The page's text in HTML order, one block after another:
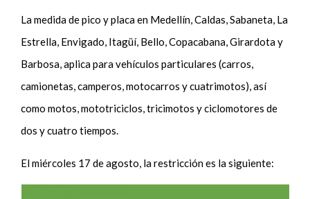
La medida de pico y placa en Medellín, Caldas, Sabaneta, La
Estrella, Envigado, Itagüí, Bello, Copacabana, Girardota y
Barbosa, aplica para vehículos particulares (carros,
camionetas, camperos, motocarros y cuatrimotos), así
como motos, mototriciclos, tricimotos y ciclomotores de
dos y cuatro tiempos.
El miércoles 17 de agosto, la restricción es la siguiente: